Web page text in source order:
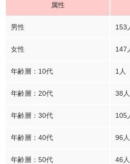
属性
男性 153
女性 147
年齢層：10代 1人
年齢層：20代 38人
年齢層：30代 105
年齢層：40代 96人
年齢層：50代 46人